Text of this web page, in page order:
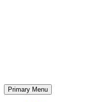
Primary Menu